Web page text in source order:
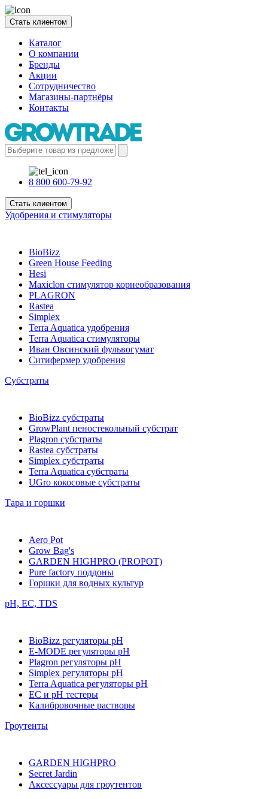
Стать клиентом
Каталог
О компании
Бренды
Акции
Сотрудничество
Магазины-партнёры
Контакты
8 800 600-79-92
Стать клиентом
Удобрения и стимуляторы
BioBizz
Green House Feeding
Hesi
Maxiclon стимулятор корнеобразования
PLAGRON
Rastea
Simplex
Terra Aquatica удобрения
Terra Aquatica стимуляторы
Иван Овсинский фульвогумат
Ситифермер удобрения
Субстраты
BioBizz cубстраты
GrowPlant пеностекольный субстрат
Plagron cубстраты
Rastea cубстраты
Simplex cубстраты
Terra Aquatica cубстраты
UGro кокосовые субстраты
Тара и горшки
Aero Pot
Grow Bag's
GARDEN HIGHPRO (PROPOT)
Pure factory поддоны
Горшки для водных культур
pH, EC, TDS
BioBizz регуляторы pH
E-MODE регуляторы pH
Plagron регуляторы pH
Simplex регуляторы pH
Terra Aquatica регуляторы pH
EC и pH тестеры
Калибровочные растворы
Гроутенты
GARDEN HIGHPRO
Secret Jardin
Аксессуары для гроутентов